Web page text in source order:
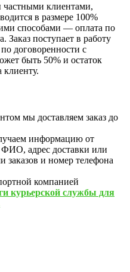
клиентами,
в размере 100%
способами — оплата по
Заказ поступает в работу
договоренности с
быть 50% и остаток
клиенту.
мы доставляем заказ до
информацию от
ФИО, адрес доставки или
заказов и номер телефона
компанией
курьерской службы для